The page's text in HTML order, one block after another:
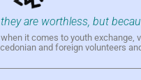
are worthless, but
it comes to youth exchange,
and foreign volunteers